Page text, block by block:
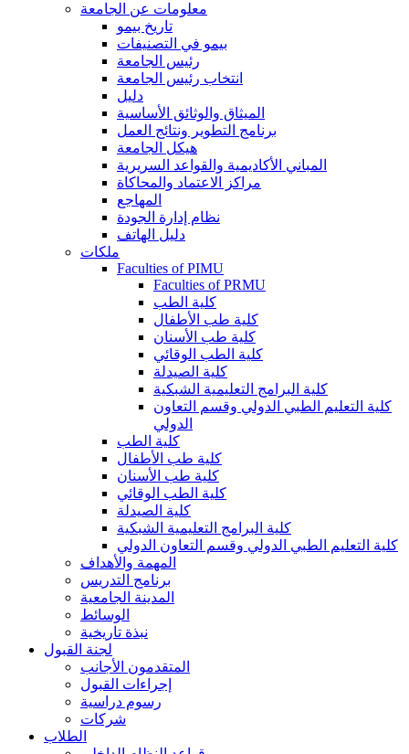
معلومات عن الجامعة
تاريخ بيمو
بيمو في التصنيفات
رئيس الجامعة
انتخاب رئيس الجامعة
دليل
الميثاق والوثائق الأساسية
برنامج التطوير ونتائج العمل
هيكل الجامعة
المباني الأكاديمية والقواعد السريرية
مراكز الاعتماد والمحاكاة
المهاجع
نظام إدارة الجودة
دليل الهاتف
ملكات
Faculties of PIMU
Faculties of PRMU
كلية الطب
كلية طب الأطفال
كلية طب الأسنان
كلية الطب الوقائي
كلية الصيدلة
كلية البرامج التعليمية الشبكية
كلية التعليم الطبي الدولي وقسم التعاون
الدولي
كلية الطب
كلية طب الأطفال
كلية طب الأسنان
كلية الطب الوقائي
كلية الصيدلة
كلية البرامج التعليمية الشبكية
كلية التعليم الطبي الدولي وقسم التعاون الدولي
المهمة والأهداف
برنامج التدريس
المدينة الجامعية
الوسائط
نبذة تاريخية
لجنة القبول
المتقدمون الأجانب
إجراءات القبول
رسوم دراسية
شركات
الطلاب